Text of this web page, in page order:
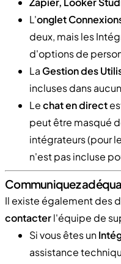
L'onglet
deux, mais les
d'options de
La Gestion des
incluses dans
Lechat en direct
peut être masqué
intégrateurs (pour
n'est pas incluse
Communiquez
Il existe également des
contacterl'équipe de
Si vous êtes un
assistance